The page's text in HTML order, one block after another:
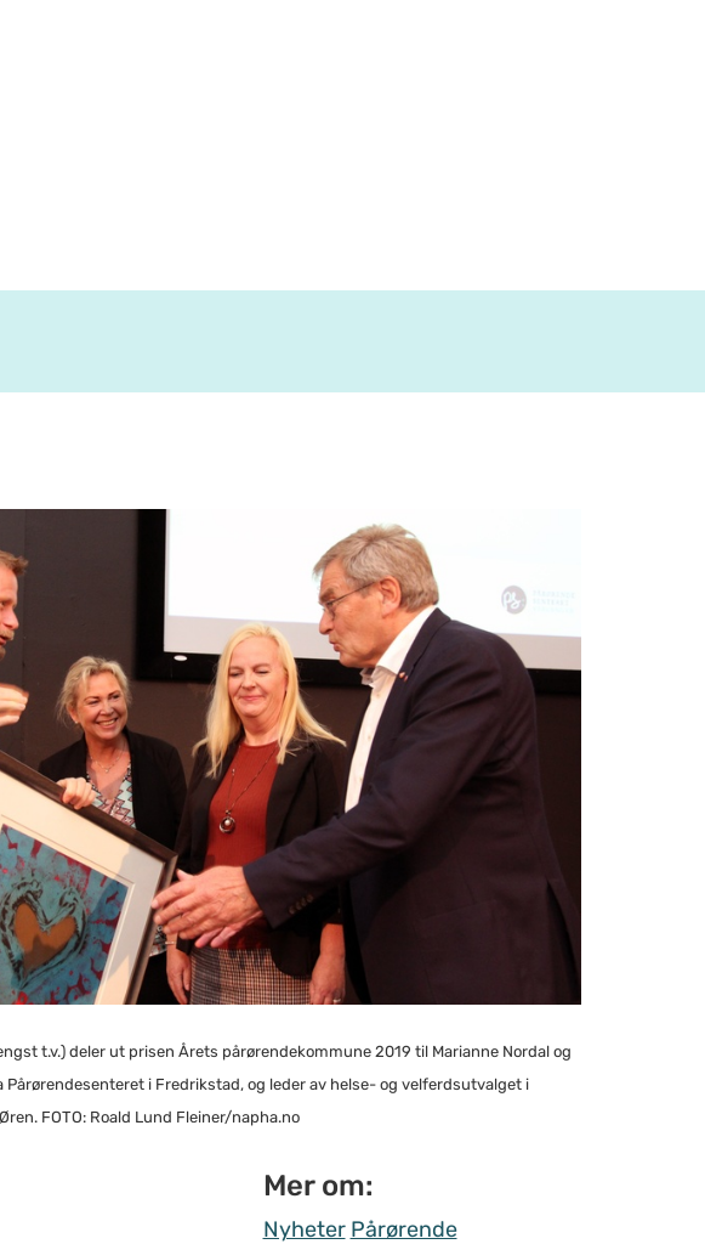
t.v.) deler ut prisen Årets pårørendekommune 2019 til Marianne Nordal og
Pårørendesenteret i Fredrikstad, og leder av helse- og velferdsutvalget i
FOTO: Roald Lund Fleiner/napha.no
Mer om:
Nyheter Pårørende